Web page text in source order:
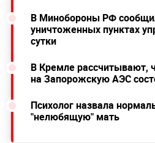
В Минобороны РФ
уничтоженных пунктах
сутки
В Кремле рассчитывают,
на Запорожскую АЭС
Психолог назвала
"нелюбящую" мать